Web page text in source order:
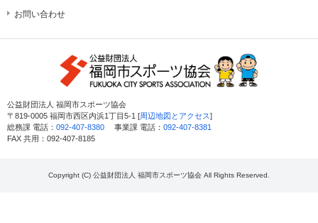
お問い合わせ
公益財団法人 福岡市スポーツ協会
〒819-0005 福岡市西区内浜1丁目5-1 [周辺地図とアクセス]
総務課 電話： 092-407-8380 事業課 電話： 092-407-8381
FAX 共用：092-407-8185
Copyright (C) 公益財団法人 福岡市スポーツ協会 All Rights Reserved.